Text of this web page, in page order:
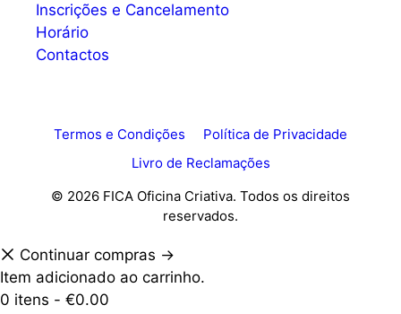
Inscrições e Cancelamento
Horário
Contactos
Termos e Condições
Política de Privacidade
Livro de Reclamações
© 2026 FICA Oficina Criativa. Todos os direitos
reservados.
Continuar compras →
Item adicionado ao carrinho.
0 itens - €0.00